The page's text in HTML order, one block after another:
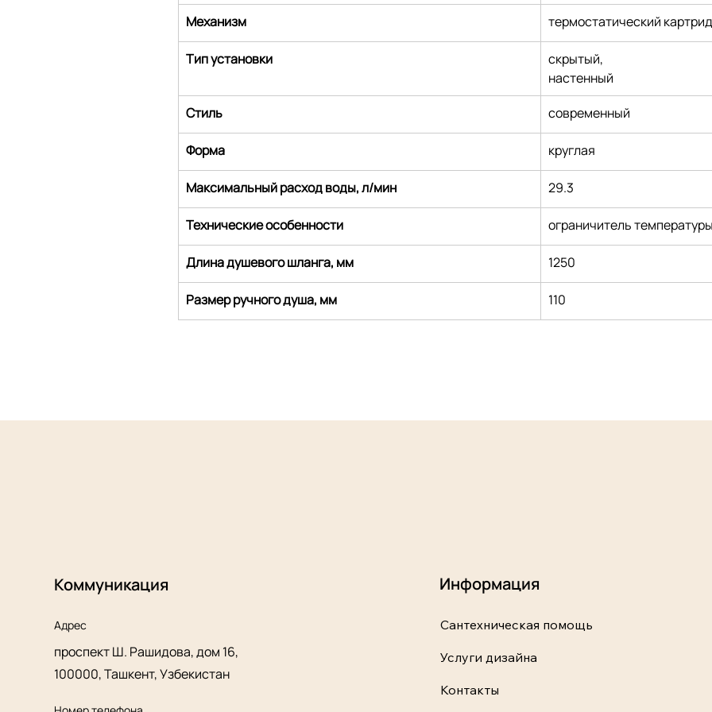
Механизм термостатический
Тип установки
скрытый,
настенный
Стиль
современный
Форма круглая
Максимальный расход воды, л/мин 29.3
Технические особенности ограничитель
Длина душевого шланга, мм 1250
Размер ручного душа, мм 110
Коммуникация
Адрес
проспект Ш. Рашидова, дом 16,
100000, Ташкент, Узбекистан
Информация
Сантехническая помощь
Услуги дизайна
Контакты